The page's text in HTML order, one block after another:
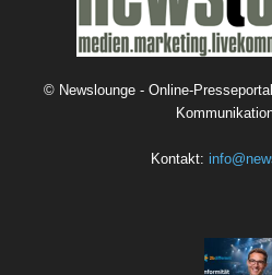
© Newslounge - Online-
Kontakt: